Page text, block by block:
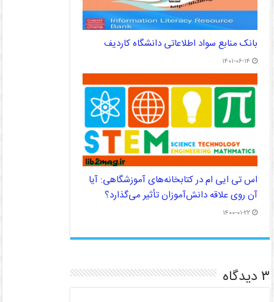
بانک منابع سواد اطلاعاتی دانشگاه کاردیف
۱۴۰۱-۰۶-۱۴
اس تی ایی ام در کتابخانه‌های آموزشگاهی: آیا
آن روی علاقه دانش‌‌آموزان تأثیر می‌‌گذارد؟
۱۴۰۰-۰۱-۲۲
۳ دیدگاه